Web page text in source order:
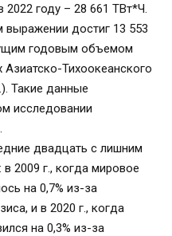
2022 году – 28 661 ТВт*Ч.
достиг 13 553
годовым объемом
Азиатско-Тихоокеанского
Такие данные
исследовании
.
двадцать с лишним
2009 г., когда мировое
на 0,7% из-за
и в 2020 г., когда
на 0,3% из-за